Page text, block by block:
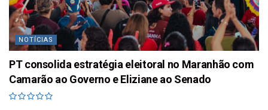
NOTÍCIAS
PT consolida estratégia eleitoral no Maranhão com
Camarão ao Governo e Eliziane ao Senado